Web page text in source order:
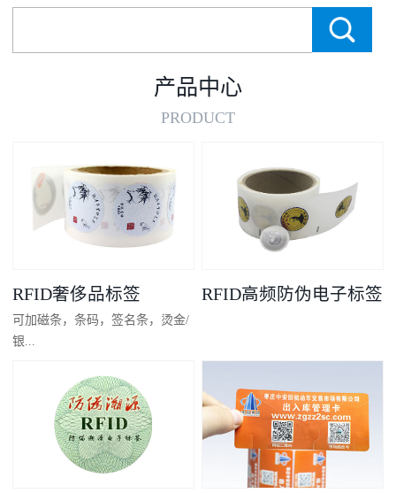
产品中心
PRODUCT
RFID奢侈品标签
可加磁条，条码，签名条，烫金/
银...
凸码，金/银底
RFID高频防伪电子标签